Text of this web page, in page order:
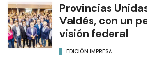
Provincias
Valdés, con un
visión federal
EDICIÓN IMPRESA